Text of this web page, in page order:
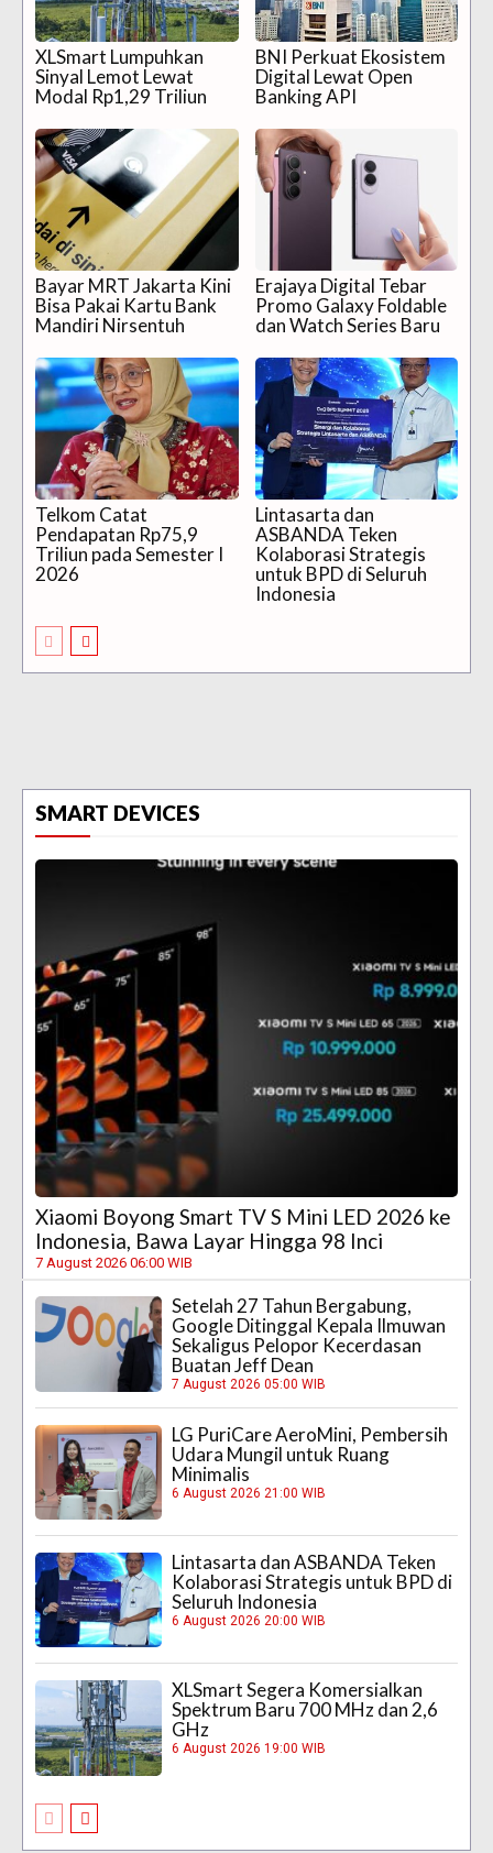
XLSmart Lumpuhkan
Sinyal Lemot Lewat
Modal Rp1,29 Triliun
BNI Perkuat Ekosistem
Digital Lewat Open
Banking API
Bayar MRT Jakarta Kini
Bisa Pakai Kartu Bank
Mandiri Nirsentuh
Erajaya Digital Tebar
Promo Galaxy Foldable
dan Watch Series Baru
Telkom Catat
Pendapatan Rp75,9
Triliun pada Semester I
2026
Lintasarta dan
ASBANDA Teken
Kolaborasi Strategis
untuk BPD di Seluruh
Indonesia
SMART DEVICES
Xiaomi Boyong Smart TV S Mini LED 2026 ke
Indonesia, Bawa Layar Hingga 98 Inci
7 August 2026 06:00 WIB
Setelah 27 Tahun Bergabung,
Google Ditinggal Kepala Ilmuwan
Sekaligus Pelopor Kecerdasan
Buatan Jeff Dean
7 August 2026 05:00 WIB
LG PuriCare AeroMini, Pembersih
Udara Mungil untuk Ruang
Minimalis
6 August 2026 21:00 WIB
Lintasarta dan ASBANDA Teken
Kolaborasi Strategis untuk BPD di
Seluruh Indonesia
6 August 2026 20:00 WIB
XLSmart Segera Komersialkan
Spektrum Baru 700 MHz dan 2,6
GHz
6 August 2026 19:00 WIB